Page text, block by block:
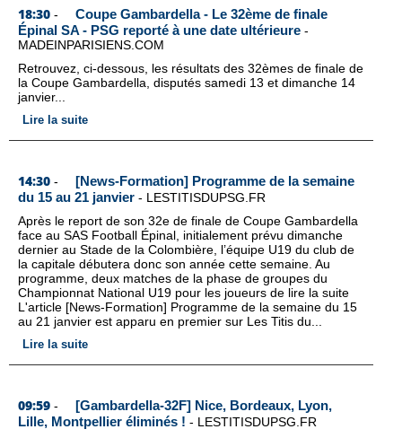
18:30 -
Coupe Gambardella - Le 32ème de finale
Épinal SA - PSG reporté à une date ultérieure -
MADEINPARISIENS.COM
Retrouvez, ci-dessous, les résultats des 32èmes de finale de
la Coupe Gambardella, disputés samedi 13 et dimanche 14
janvier...
Lire la suite
14:30 -
[News-Formation] Programme de la semaine
du 15 au 21 janvier - LESTITISDUPSG.FR
Après le report de son 32e de finale de Coupe Gambardella
face au SAS Football Épinal, initialement prévu dimanche
dernier au Stade de la Colombière, l’équipe U19 du club de
la capitale débutera donc son année cette semaine. Au
programme, deux matches de la phase de groupes du
Championnat National U19 pour les joueurs de lire la suite
L'article [News-Formation] Programme de la semaine du 15
au 21 janvier est apparu en premier sur Les Titis du...
Lire la suite
09:59 -
[Gambardella-32F] Nice, Bordeaux, Lyon,
Lille, Montpellier éliminés ! - LESTITISDUPSG.FR